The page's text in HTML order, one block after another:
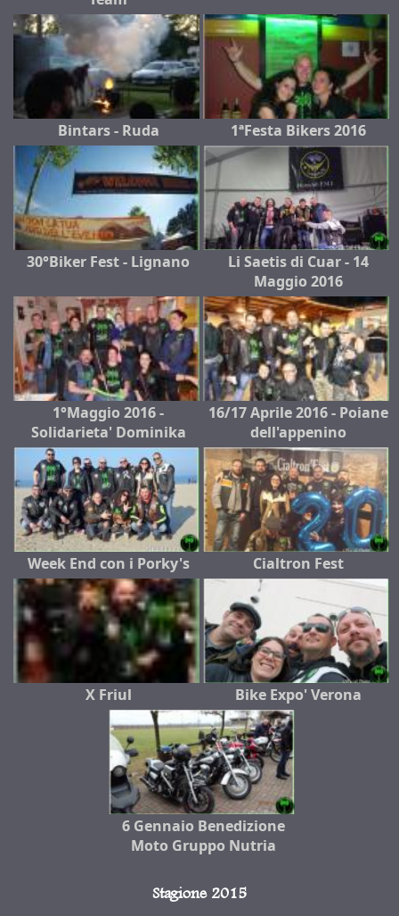
Bintars - Ruda 1ªFesta Bikers 2016
30°Biker Fest - Lignano
Li Saetis di Cuar - 14
Maggio 2016
1°Maggio 2016 -
Solidarieta' Dominika
16/17 Aprile 2016 - Poiane
dell'appenino
Week End con i Porky's Cialtron Fest
X Friul Bike Expo' Verona
6 Gennaio Benedizione
Moto Gruppo Nutria
Stagione 2015